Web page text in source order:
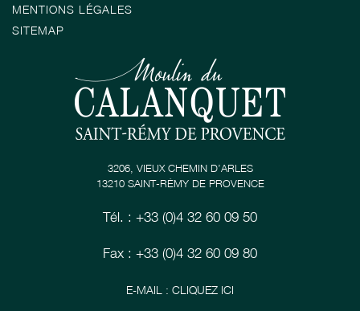
MENTIONS LÉGALES
SITEMAP
3206, VIEUX CHEMIN D’ARLES
13210 SAINT-RÉMY DE PROVENCE
Tél. : +33 (0)4 32 60 09 50
Fax : +33 (0)4 32 60 09 80
E-MAIL : CLIQUEZ ICI